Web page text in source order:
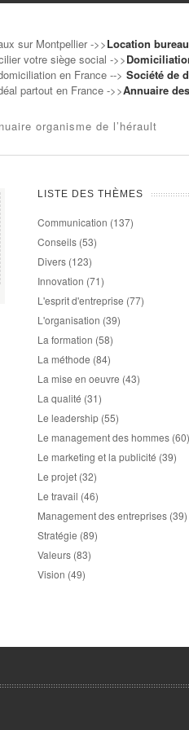
sur Montpellier ->>Location
votre siège social ->>
en France --> Société de
partout en France ->>Annuaire
organisme de l’hérault
LISTE DES THÈMES
Communication (137)
Conseils (53)
Divers (123)
Innovation (71)
L'esprit d'entreprise (77)
L'organisation (39)
La formation (58)
La méthode (84)
La mise en oeuvre (43)
La qualité (31)
Le leadership (55)
Le management des hommes (60)
Le marketing et la publicité (39)
Le projet (32)
Le travail (46)
Management des entreprises (39)
Stratégie (89)
Valeurs (83)
Vision (49)